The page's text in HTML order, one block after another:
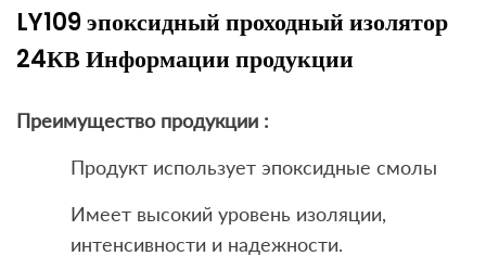
LY109 эпоксидный проходный изолятор
24КВ Информации продукции
Преимущество продукции :
Продукт использует эпоксидные смолы
Имеет высокий уровень изоляции,
интенсивности и надежности.